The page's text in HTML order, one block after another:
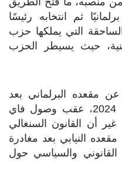
ثم انتخابه رئيسًا
التي يملكها حزب
حيث يسيطر الحزب
البرلماني بعد
تعيينه رئيسًا للوزراء في أبريل 2024، عقب وصول فاي
أن القانون السنغالي
النيابي بعد مغادرة
والسياسي حول